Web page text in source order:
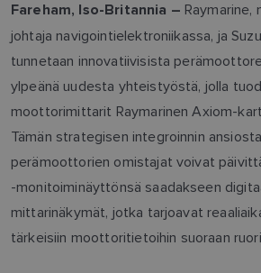
Fareham, Iso-Britannia – Raymarine,
johtaja navigointielektroniikassa, ja
tunnetaan innovatiivisista
ylpeänä uudesta yhteistyöstä, jolla
moottorimittarit Raymarinen Axiom-
Tämän strategisen integroinnin
perämoottorien omistajat voivat
-monitoiminäyttönsä saadakseen
mittarinäkymät, jotka tarjoavat
tärkeisiin moottoritietoihin suoraan